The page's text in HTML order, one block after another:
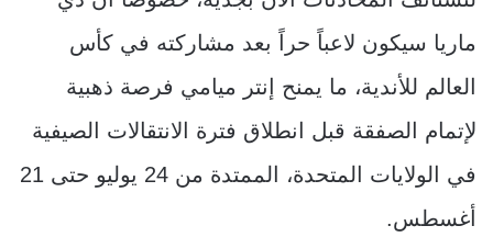
ماريا سيكون لاعباً حراً بعد مشاركته في كأس
العالم للأندية، ما يمنح إنتر ميامي فرصة ذهبية
لإتمام الصفقة قبل انطلاق فترة الانتقالات الصيفية
في الولايات المتحدة، الممتدة من 24 يوليو حتى 21
أغسطس.